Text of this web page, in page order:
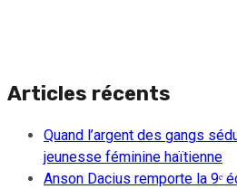
Articles récents
Quand l’argent des gangs
jeunesse féminine haïtienne
Anson Dacius remporte la 9ᵉ